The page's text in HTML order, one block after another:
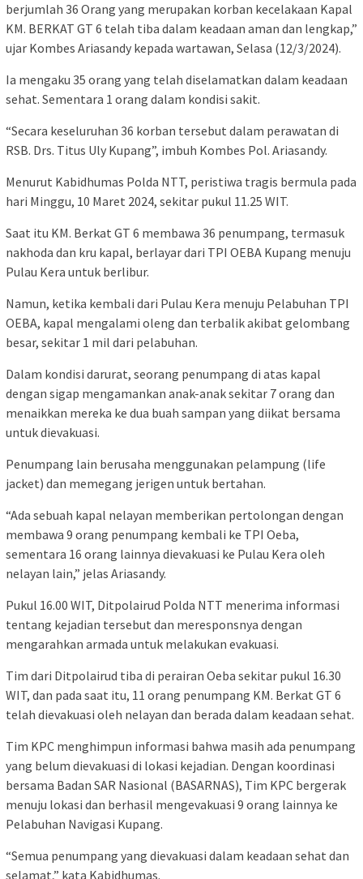
berjumlah 36 Orang yang merupakan korban kecelakaan Kapal
KM. BERKAT GT 6 telah tiba dalam keadaan aman dan lengkap,”
ujar Kombes Ariasandy kepada wartawan, Selasa (12/3/2024).
Ia mengaku 35 orang yang telah diselamatkan dalam keadaan
sehat. Sementara 1 orang dalam kondisi sakit.
“Secara keseluruhan 36 korban tersebut dalam perawatan di
RSB. Drs. Titus Uly Kupang”, imbuh Kombes Pol. Ariasandy.
Menurut Kabidhumas Polda NTT, peristiwa tragis bermula pada
hari Minggu, 10 Maret 2024, sekitar pukul 11.25 WIT.
Saat itu KM. Berkat GT 6 membawa 36 penumpang, termasuk
nakhoda dan kru kapal, berlayar dari TPI OEBA Kupang menuju
Pulau Kera untuk berlibur.
Namun, ketika kembali dari Pulau Kera menuju Pelabuhan TPI
OEBA, kapal mengalami oleng dan terbalik akibat gelombang
besar, sekitar 1 mil dari pelabuhan.
Dalam kondisi darurat, seorang penumpang di atas kapal
dengan sigap mengamankan anak-anak sekitar 7 orang dan
menaikkan mereka ke dua buah sampan yang diikat bersama
untuk dievakuasi.
Penumpang lain berusaha menggunakan pelampung (life
jacket) dan memegang jerigen untuk bertahan.
“Ada sebuah kapal nelayan memberikan pertolongan dengan
membawa 9 orang penumpang kembali ke TPI Oeba,
sementara 16 orang lainnya dievakuasi ke Pulau Kera oleh
nelayan lain,” jelas Ariasandy.
Pukul 16.00 WIT, Ditpolairud Polda NTT menerima informasi
tentang kejadian tersebut dan meresponsnya dengan
mengarahkan armada untuk melakukan evakuasi.
Tim dari Ditpolairud tiba di perairan Oeba sekitar pukul 16.30
WIT, dan pada saat itu, 11 orang penumpang KM. Berkat GT 6
telah dievakuasi oleh nelayan dan berada dalam keadaan sehat.
Tim KPC menghimpun informasi bahwa masih ada penumpang
yang belum dievakuasi di lokasi kejadian. Dengan koordinasi
bersama Badan SAR Nasional (BASARNAS), Tim KPC bergerak
menuju lokasi dan berhasil mengevakuasi 9 orang lainnya ke
Pelabuhan Navigasi Kupang.
“Semua penumpang yang dievakuasi dalam keadaan sehat dan
selamat,” kata Kabidhumas.